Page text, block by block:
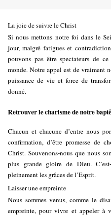
La joie de suivre le Christ
Si nous mettons notre foi dans le
jour, malgré fatigues et
pouvons pas être spectateurs de
monde. Notre appel est de vraiment
puissance de vie et force de
donné.
Retrouver le charisme de notre
Chacun et chacune d’entre nous
confirmation, d’être promesse de
Christ. Souvenons-nous que nous
plus grande gloire de Dieu.
pleinement les grâces de l’Esprit.
Laisser une empreinte
Nous sommes venus, comme le
empreinte, pour vivre et appeler